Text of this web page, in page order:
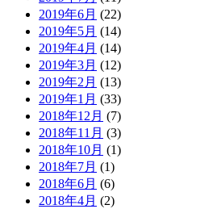
2019年6月 (22)
2019年5月 (14)
2019年4月 (14)
2019年3月 (12)
2019年2月 (13)
2019年1月 (33)
2018年12月 (7)
2018年11月 (3)
2018年10月 (1)
2018年7月 (1)
2018年6月 (6)
2018年4月 (2)